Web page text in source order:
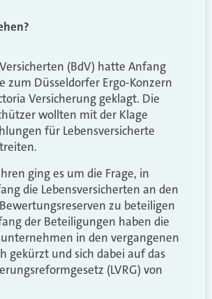
(BdV) hatte Anfang
zum Düsseldorfer Ergo-Konzern
Versicherung geklagt. Die
wollten mit der Klage
für Lebensversicherte
ging es um die Frage, in
die Lebensversicherten an den
zu beteiligen
der Beteiligungen haben die
in den vergangenen
gekürzt und sich dabei auf das
(LVRG) von